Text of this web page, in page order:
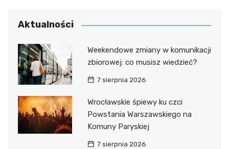
Aktualności
Weekendowe zmiany w komunikacji
zbiorowej: co musisz wiedzieć?
7 sierpnia 2026
Wrocławskie śpiewy ku czci
Powstania Warszawskiego na
Komuny Paryskiej
7 sierpnia 2026